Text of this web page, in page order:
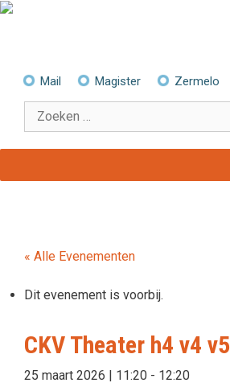
Ga
Mail Magister Zermelo
Zoek
naar:
« Alle Evenementen
Dit evenement is voorbij.
CKV Theater h4 v4 v5
25 maart 2026 | 11:20 - 12:20